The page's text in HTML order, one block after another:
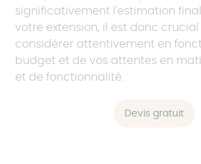
significativement l'estimation
votre extension, il est donc crucial
considérer attentivement en
budget et de vos attentes en
et de fonctionnalité.
Devis gratuit